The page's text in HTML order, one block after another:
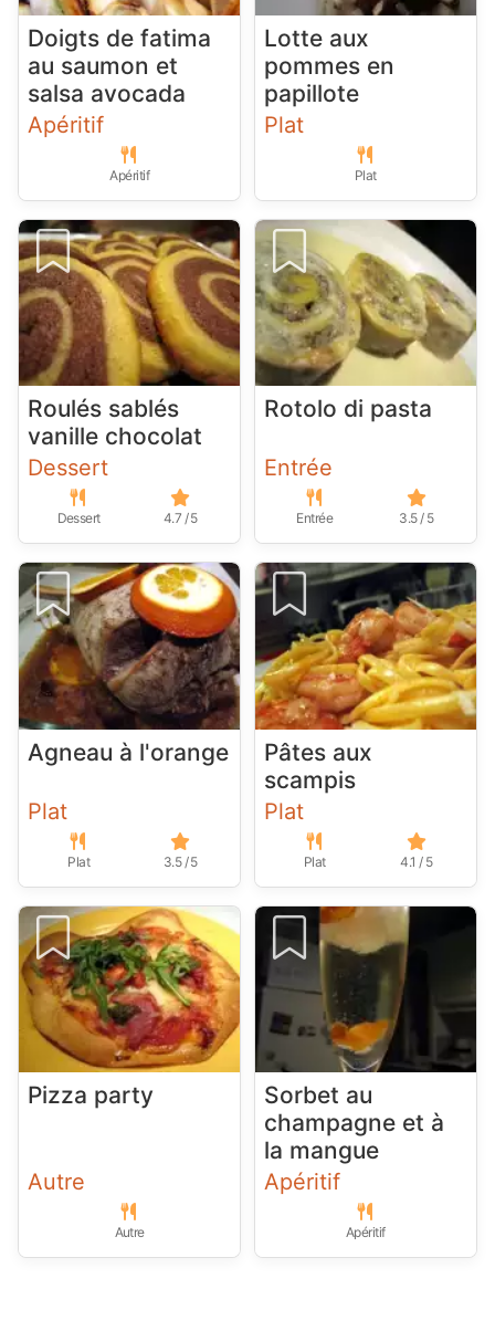
Doigts de fatima
au saumon et
salsa avocada
Apéritif
Apéritif
Lotte aux
pommes en
papillote
Plat
Plat
Roulés sablés
vanille chocolat
Dessert
Dessert 4.7 / 5
Rotolo di pasta
Entrée
Entrée 3.5 / 5
Agneau à l'orange
Plat
Plat 3.5 / 5
Pâtes aux
scampis
Plat
Plat 4.1 / 5
Pizza party
Autre
Autre
Sorbet au
champagne et à
la mangue
Apéritif
Apéritif